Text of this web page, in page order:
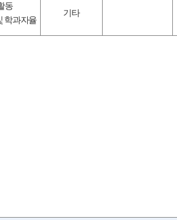
동
학과자율
기타